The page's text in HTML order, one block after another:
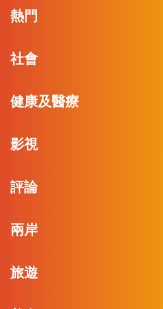
熱門
社會
健康及醫療
影視
評論
兩岸
旅遊